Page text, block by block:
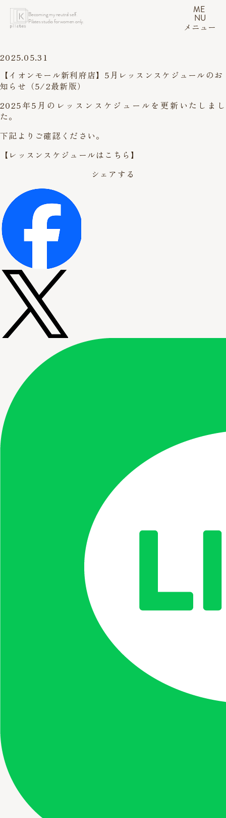
Becoming my neutral self.
Pilates studio for women only.
ME
NU
メニュー
2025.05.31
【イオンモール新利府店】5月レッスンスケジュールのお
知らせ（5/2最新版）
2025年5月のレッスンスケジュールを更新いたしまし
た。
下記よりご確認ください。
【レッスンスケジュールはこちら】
シェアする